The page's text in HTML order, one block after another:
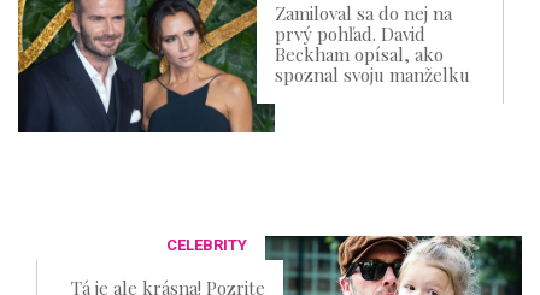
Zamiloval sa do nej na
prvý pohľad. David
Beckham opísal, ako
spoznal svoju manželku
CELEBRITY
Tá je ale krásna! Pozrite